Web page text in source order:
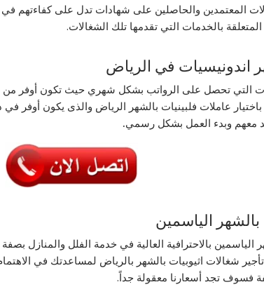
المعتمدين والحاصلين على شهادات تدل على كفاءتهم في
بالخدمات التي تقدمها تلك الشغالات.
اندونيسيات في الرياض
التي تحصل على الرواتب بشكل شهري حيث تكون أوفر
عاملات فلبينيات بالشهر الرياض والذى يكون أوفر
معهم وبدء العمل بشكل رسمي.
الياسمين
بالاحترافية العالية في خدمة الفلل والمنازل
شغالات اثيوبيات بالشهر بالرياض لمساعدتك في
فسوف تجد أسعارنا معقولة جداً.